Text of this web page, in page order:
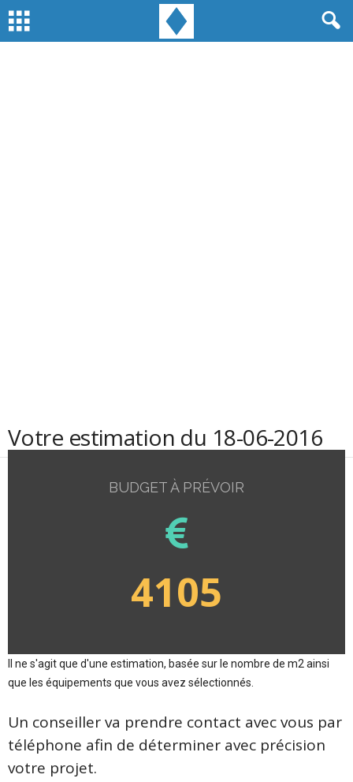
Votre estimation du 18-06-2016
BUDGET À PRÉVOIR
4105
Il ne s'agit que d'une estimation, basée sur le nombre de m2 ainsi
que les équipements que vous avez sélectionnés.
Un conseiller va prendre contact avec vous par
téléphone afin de déterminer avec précision
votre projet.